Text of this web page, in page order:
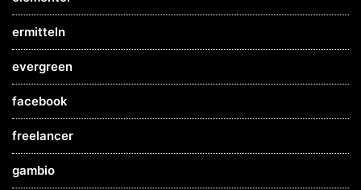
ermitteln
evergreen
facebook
freelancer
gambio